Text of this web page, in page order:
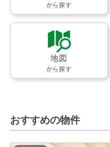
から探す
地図
から探す
おすすめの物件